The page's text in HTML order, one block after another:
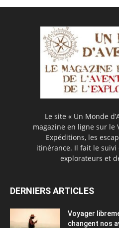
Le site « Un Monde
magazine en ligne sur le
Expéditions, les
itinérance. Il fait le suivi
explorateurs et
DERNIERS ARTICLES
Voyager
changent nos